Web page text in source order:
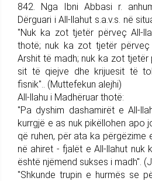
842. Nga Ibni Abbasi r.
Dërguari i All-llahut s.a.v.s. në
"Nuk ka zot tjetër përveç All-
thotë; nuk ka zot tjetër përveç
Arshit të madh; nuk ka zot
sit të qiejve dhe krijuesit të
fisnik".. (Mutte­fekun alejhi)
All-llahu i Madhëruar thotë:
"Pa dyshim dashamirët e All-
kurrgjë e as nuk pikëllohen apo
që ruhen, për ata ka për­gëzime
në ahiret - fjalët e All-llahut nuk
është njëmend sukses i madh".
"Shkunde trupin e hurmës se